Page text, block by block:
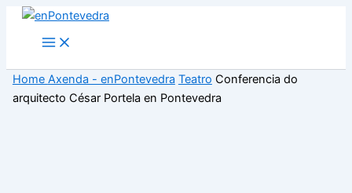
Main
Menu
Home Axenda - enPontevedra Teatro Conferencia do
arquitecto César Portela en Pontevedra